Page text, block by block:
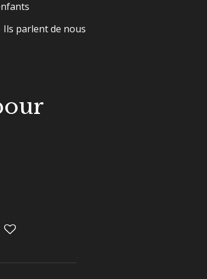
Ils parlent de nous